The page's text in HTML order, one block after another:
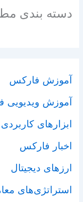
دسته بندی
آموزش فارکس
آموزش ویدیویی
ابزارهای
اخبار فارکس
ارزهای دیجیتال
استراتژی‌های